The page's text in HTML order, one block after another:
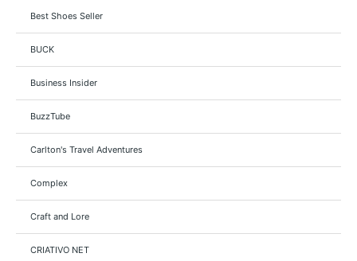
Best Shoes Seller
BUCK
Business Insider
BuzzTube
Carlton's Travel Adventures
Complex
Craft and Lore
CRIATIVO NET